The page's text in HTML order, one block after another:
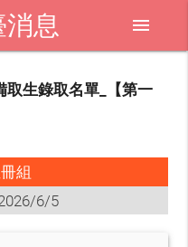
息 menu
生錄取名單_【第一
組
6/5